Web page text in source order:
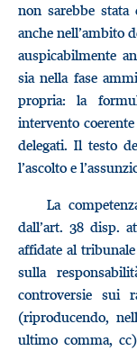
non sarebbe stata
anche nell’ambito
auspicabilmente
sia nella fase
propria: la
intervento
delegati. Il testo
l’ascolto e
La
dall’art. 38 disp.
affidate al
sulla
controversie sui
(riproducendo,
ultimo comma,